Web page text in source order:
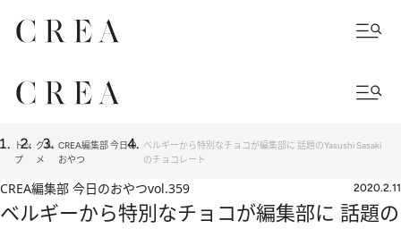
トッ
プ
グル
メ
CREA編集部 今日の
おやつ
ベルギーから特別なチョコが編集部に 話題のYasushi Sasaki
のチョコレート
CREA編集部 今日のおやつvol.359 2020.2.11
ベルギーから特別なチョコが編集部に 話題の